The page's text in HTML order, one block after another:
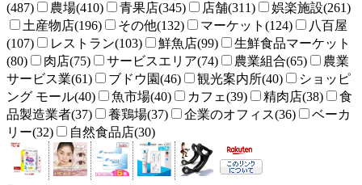
(487)
農場(410) 青果店(345) 店舗(311)
娯楽施設(261)
土産物店(196)
その他(132) マーケット(124)
八百屋
(107)
レストラン(103) 鮮魚店(99)
生鮮食品マーケット
(80)
肉店(75) サービスエリア(74) 農業組合(65)
農業
サービス業(61)
ブドウ園(46) 観光案内所(40)
ショッピ
ング モール(40)
魚市場(40) カフェ(39) 精肉店(38)
食
品製造業者(37)
養鶏場(37) 企業のオフィス(36)
ベーカ
リー(32)
自然食品店(30)